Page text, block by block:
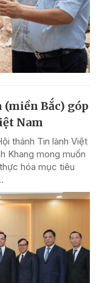
Bắc) góp
Nam
thánh Tin lành Việt
Khang mong muốn
hóa mục tiêu